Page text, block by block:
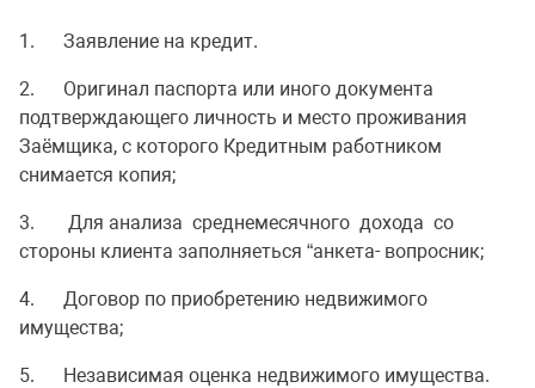
1. Заявление на кредит.
2. Оригинал паспорта или иного документа
подтверждающего личность и место проживания
Заёмщика, с которого Кредитным работником
снимается копия;
3. Для анализа среднемесячного дохода со
стороны клиента заполняеться “анкета- вопросник;
4. Договор по приобретению недвижимого
имущества;
5. Независимая оценка недвижимого имущества.